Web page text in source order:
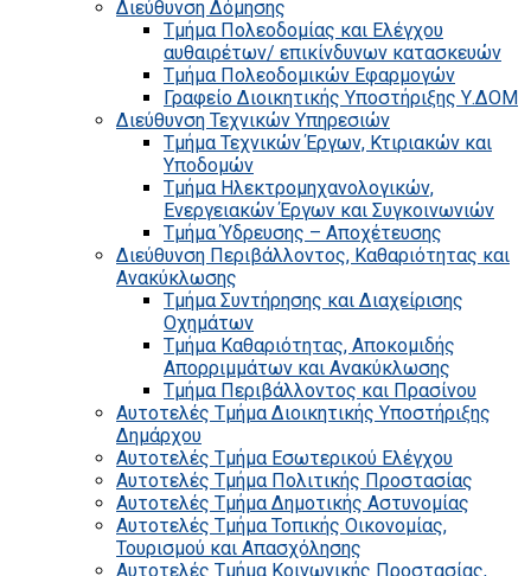
Διεύθυνση Δόμησης
Τμήμα Πολεοδομίας και Ελέγχου
αυθαιρέτων/ επικίνδυνων κατασκευών
Τμήμα Πολεοδομικών Εφαρμογών
Γραφείο Διοικητικής Υποστήριξης Υ.ΔΟΜ
Διεύθυνση Τεχνικών Υπηρεσιών
Τμήμα Τεχνικών Έργων, Κτιριακών και
Υποδομών
Τμήμα Ηλεκτρομηχανολογικών,
Ενεργειακών Έργων και Συγκοινωνιών
Τμήμα Ύδρευσης – Αποχέτευσης
Διεύθυνση Περιβάλλοντος, Καθαριότητας και
Ανακύκλωσης
Τμήμα Συντήρησης και Διαχείρισης
Οχημάτων
Τμήμα Καθαριότητας, Αποκομιδής
Απορριμμάτων και Ανακύκλωσης
Τμήμα Περιβάλλοντος και Πρασίνου
Αυτοτελές Τμήμα Διοικητικής Υποστήριξης
Δημάρχου
Αυτοτελές Τμήμα Εσωτερικού Ελέγχου
Αυτοτελές Τμήμα Πολιτικής Προστασίας
Αυτοτελές Τμήμα Δημοτικής Αστυνομίας
Αυτοτελές Τμήμα Τοπικής Οικονομίας,
Τουρισμού και Απασχόλησης
Αυτοτελές Τμήμα Κοινωνικής Προστασίας,